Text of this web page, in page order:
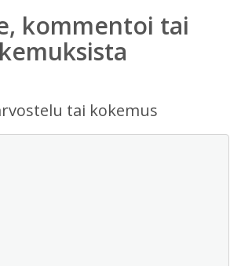
kommentoi tai
tai kokemus